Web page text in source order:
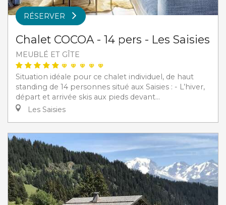
RÉSERVER
Chalet COCOA - 14 pers - Les Saisies
MEUBLÉ ET GÎTE
Situation idéale pour ce chalet individuel, de haut
standing de 14 personnes situé aux Saisies : - L’hiver,
départ et arrivée skis aux pieds devant...
Les Saisies